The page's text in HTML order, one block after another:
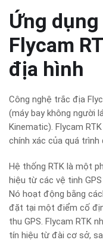
Ứng
Flycam
địa hình
Công nghệ trắc địa
(máy bay không người
Kinematic). Flycam
chính xác của quá trình
Hệ thống RTK là một
hiệu từ các vệ tinh
Nó hoạt động bằng
đặt tại một điểm cố
thu GPS. Flycam RTK
tín hiệu từ đài cơ sở,